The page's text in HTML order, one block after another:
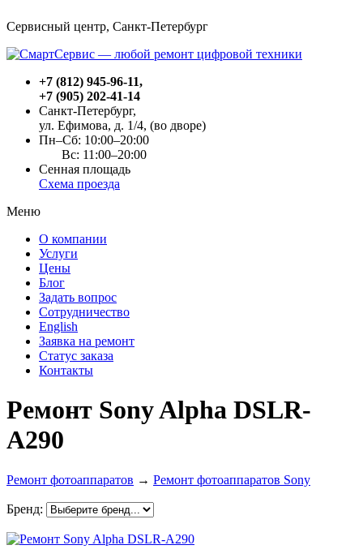
Сервисный центр, Cанкт-Петербург
+7 (812) 945-96-11,
+7 (905) 202-41-14
Санкт-Петербург,
ул. Ефимова, д. 1/4, (во дворе)
Пн–Сб: 10:00–20:00
Вс: 11:00–20:00
Сенная площадь
Схема проезда
Меню
О компании
Услуги
Цены
Блог
Задать вопрос
Сотрудничество
English
Заявка на ремонт
Статус заказа
Контакты
Ремонт Sony Alpha DSLR-
A290
Ремонт фотоаппаратов → Ремонт фотоаппаратов Sony
Бренд: